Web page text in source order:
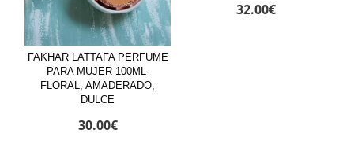
FAKHAR LATTAFA PERFUME
PARA MUJER 100ML-
FLORAL, AMADERADO,
DULCE
30.00€
32.00€